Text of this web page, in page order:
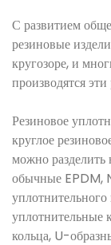
С развитием
резиновые
кругозоре, и
производятся
Резиновое
круглое
можно разделить
обычные EPDM,
уплотнительные
кольца, U-